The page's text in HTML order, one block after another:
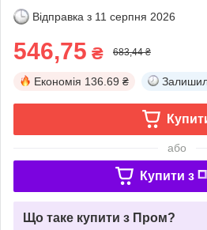
Відправка з 11 серпня 2026
546,75 ₴ 683,44 ₴
Економія 136.69 ₴
або
Купити з
Що таке купити з Пром?